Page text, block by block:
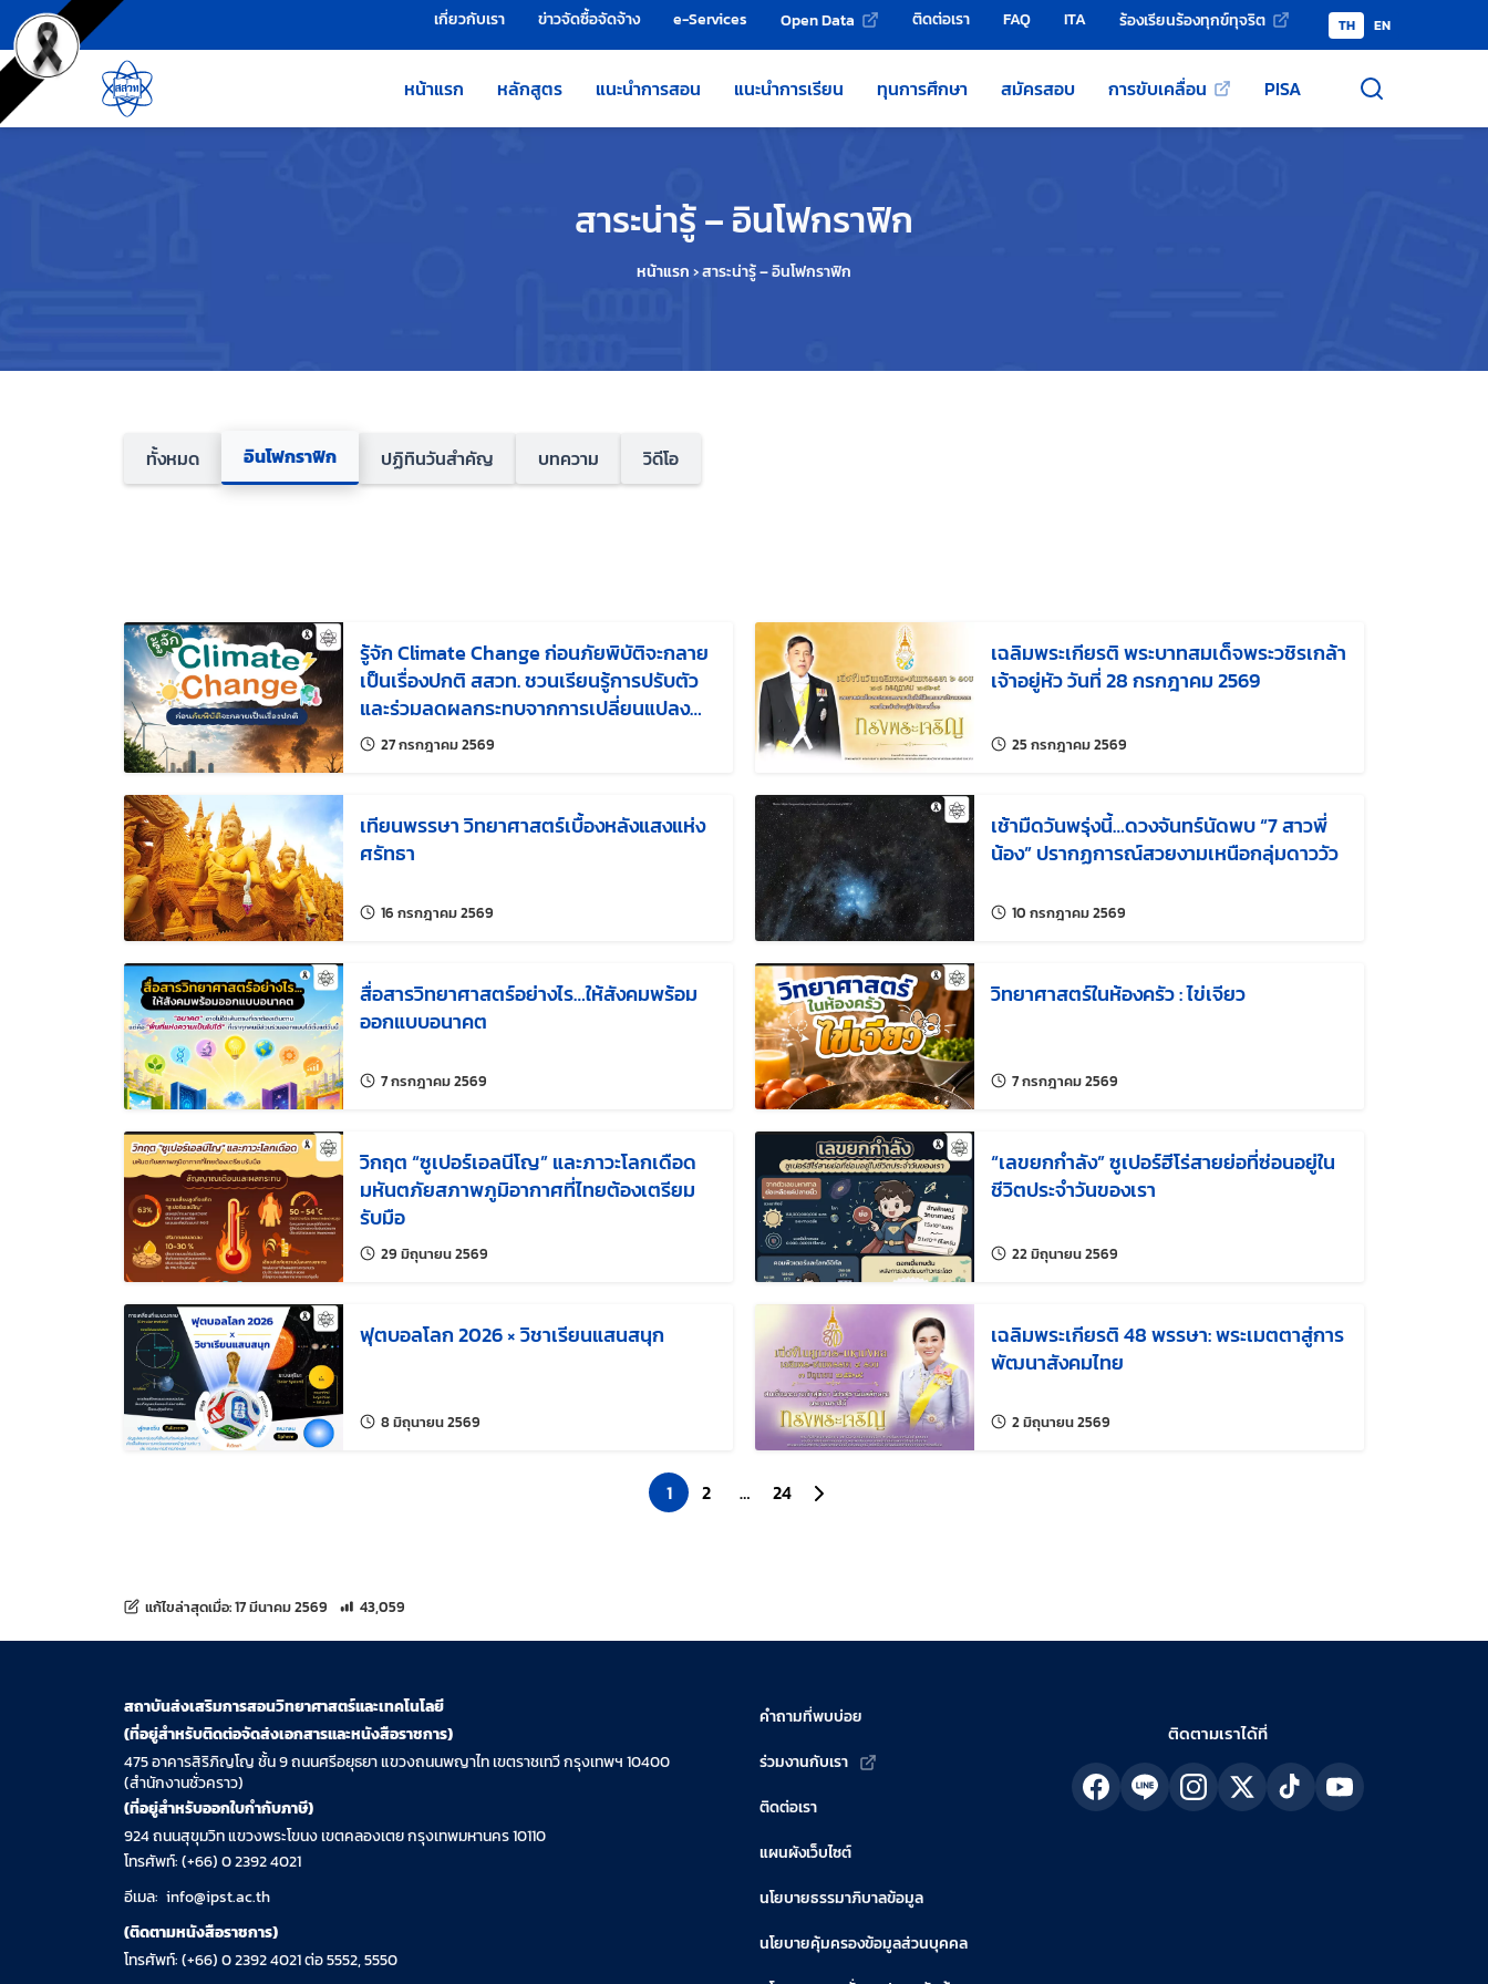
ข้ามไปยังเนื้อหาหลัก
เครื่องมือช่วยเหลือ เกี่ยวกับเรา ข่าวจัดซื้อจัดจ้าง e-Services Open Data ติดต่อเรา FAQ ITA ร้องเรียนร้องทุกข์ทุจริต TH EN
หน้าแรก หลักสูตร แนะนำการสอน แนะนำการเรียน ทุนการศึกษา สมัครสอบ การขับเคลื่อน PISA
สาระน่ารู้ – อินโฟกราฟิก
หน้าแรก›สาระน่ารู้ – อินโฟกราฟิก
ทั้งหมด อินโฟกราฟิก ปฏิทินวันสำคัญ บทความ วิดีโอ
รู้จัก Climate Change ก่อนภัยพิบัติจะกลาย
เป็นเรื่องปกติ สสวท. ชวนเรียนรู้การปรับตัว
และร่วมลดผลกระทบจากการเปลี่ยนแปลง
สภาพภูมิอากาศ
27 กรกฎาคม 2569
เฉลิมพระเกียรติ พระบาทสมเด็จพระวชิรเกล้า
เจ้าอยู่หัว วันที่ 28 กรกฎาคม 2569
25 กรกฎาคม 2569
เทียนพรรษา วิทยาศาสตร์เบื้องหลังแสงแห่ง
ศรัทธา
16 กรกฎาคม 2569
เช้ามืดวันพรุ่งนี้…ดวงจันทร์นัดพบ “7 สาวพี่
น้อง” ปรากฏการณ์สวยงามเหนือกลุ่มดาววัว
10 กรกฎาคม 2569
สื่อสารวิทยาศาสตร์อย่างไร…ให้สังคมพร้อม
ออกแบบอนาคต
7 กรกฎาคม 2569
วิทยาศาสตร์ในห้องครัว : ไข่เจียว
7 กรกฎาคม 2569
วิกฤต “ซูเปอร์เอลนีโญ” และภาวะโลกเดือด
มหันตภัยสภาพภูมิอากาศที่ไทยต้องเตรียม
รับมือ
29 มิถุนายน 2569
“เลขยกกำลัง” ซูเปอร์ฮีโร่สายย่อที่ซ่อนอยู่ใน
ชีวิตประจำวันของเรา
22 มิถุนายน 2569
ฟุตบอลโลก 2026 × วิชาเรียนแสนสนุก
8 มิถุนายน 2569
เฉลิมพระเกียรติ 48 พรรษา: พระเมตตาสู่การ
พัฒนาสังคมไทย
2 มิถุนายน 2569
1 2 … 24 ไปยังหน้าถัดไป
แก้ไขล่าสุดเมื่อ:17 มีนาคม 2569 จำนวนการเข้าชม 43,059 ครั้ง
43,059
สถาบันส่งเสริมการสอนวิทยาศาสตร์และเทคโนโลยี
(ที่อยู่สำหรับติดต่อจัดส่งเอกสารและหนังสือราชการ)
475 อาคารสิริภิญโญ ชั้น 9 ถนนศรีอยุธยา แขวงถนนพญาไท เขตราชเทวี กรุงเทพฯ 10400
(สำนักงานชั่วคราว)
(ที่อยู่สำหรับออกใบกำกับภาษี)
924 ถนนสุขุมวิท แขวงพระโขนง เขตคลองเตย กรุงเทพมหานคร 10110
โทรศัพท์: (+66) 0 2392 4021
อีเมล: info@ipst.ac.th
(ติดตามหนังสือราชการ)
โทรศัพท์: (+66) 0 2392 4021 ต่อ 5552, 5550
คำถามที่พบบ่อย
ร่วมงานกับเรา
ติดต่อเรา
แผนผังเว็บไซต์
นโยบายธรรมาภิบาลข้อมูล
นโยบายคุ้มครองข้อมูลส่วนบุคคล
ติดตามเราได้ที่